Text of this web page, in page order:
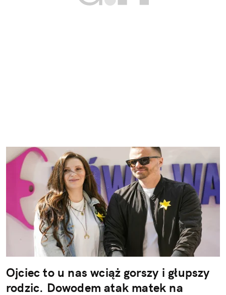
Ojciec to u nas wciąż gorszy i głupszy
rodzic. Dowodem atak matek na